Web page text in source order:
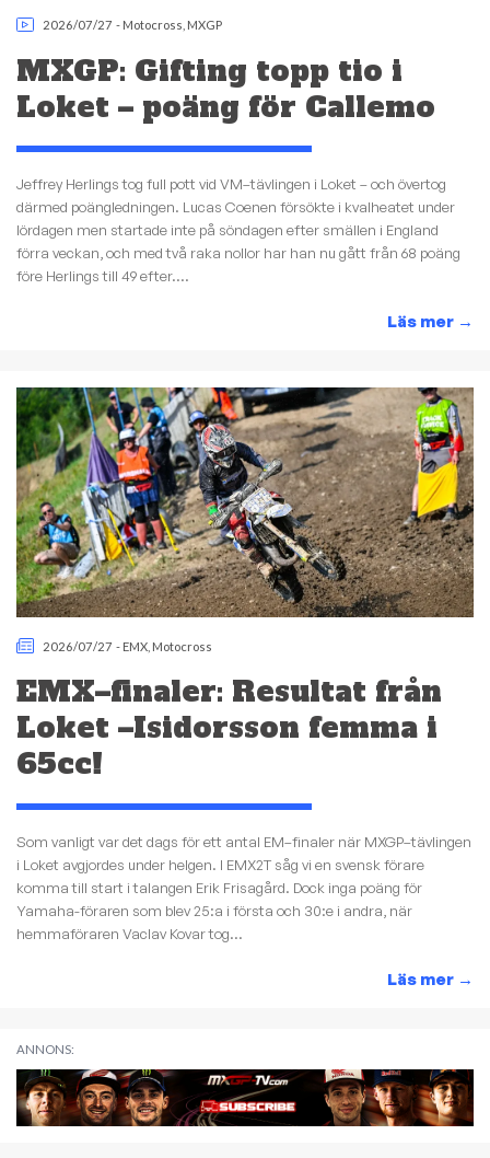
2026/07/27 - Motocross MXGP
MXGP: Gifting topp tio i
Loket – poäng för Callemo
Jeffrey Herlings tog full pott vid VM–tävlingen i Loket – och övertog
därmed poängledningen. Lucas Coenen försökte i kvalheatet under
lördagen men startade inte på söndagen efter smällen i England
förra veckan, och med två raka nollor har han nu gått från 68 poäng
före Herlings till 49 efter....
Läs mer →
2026/07/27 - EMX Motocross
EMX–finaler: Resultat från
Loket –Isidorsson femma i
65cc!
Som vanligt var det dags för ett antal EM–finaler när MXGP–tävlingen
i Loket avgjordes under helgen. I EMX2T såg vi en svensk förare
komma till start i talangen Erik Frisagård. Dock inga poäng för
Yamaha-föraren som blev 25:a i första och 30:e i andra, när
hemmaföraren Vaclav Kovar tog...
Läs mer →
ANNONS: